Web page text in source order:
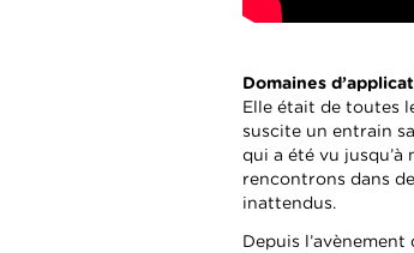
Domaines
Elle était de toutes
suscite un entrain
qui a été vu
rencontrons dans
inattendus.
Depuis